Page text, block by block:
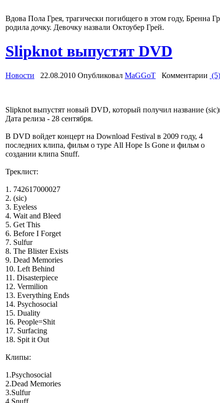
Вдова Пола Грея, трагически погибщего в этом году, Бренна
родила дочку. Девочку назвали Октоубер Грей.
Slipknot выпустят DVD
Новости 22.08.2010 Опубликовал MaGGoT Комментарии (5)
Slipknot выпустят новый DVD, который получил название
Дата релиза - 28 сентября.
В DVD войдет концерт на Download Festival в 2009 году, 4
последних клипа, фильм о туре All Hope Is Gone и фильм о
создании клипа Snuff.
Треклист:
1. 742617000027
2. (sic)
3. Eyeless
4. Wait and Bleed
5. Get This
6. Before I Forget
7. Sulfur
8. The Blister Exists
9. Dead Memories
10. Left Behind
11. Disasterpiece
12. Vermilion
13. Everything Ends
14. Psychosocial
15. Duality
16. People=Shit
17. Surfacing
18. Spit it Out
Клипы:
1.Psychosocial
2.Dead Memories
3.Sulfur
4.Snuff